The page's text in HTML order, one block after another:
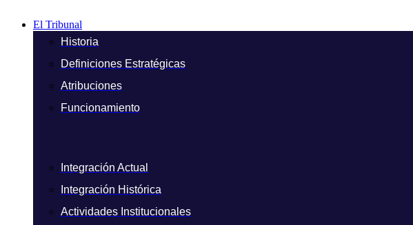
El Tribunal
Historia
Definiciones Estratégicas
Atribuciones
Funcionamiento
Integración Actual
Integración Histórica
Actividades Institucionales